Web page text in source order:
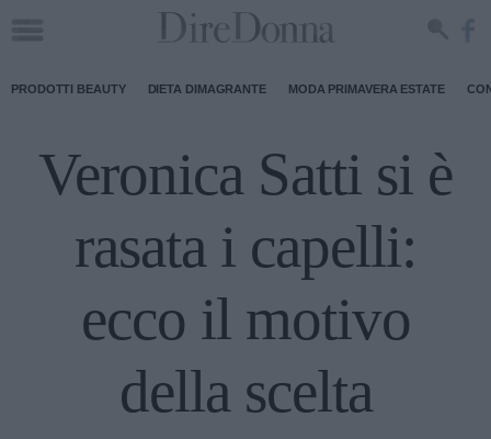
PRODOTTI BEAUTY DIETA DIMAGRANTE MODA PRIMAVERA ESTATE
Veronica Satti si è
rasata i capelli:
ecco il motivo
della scelta